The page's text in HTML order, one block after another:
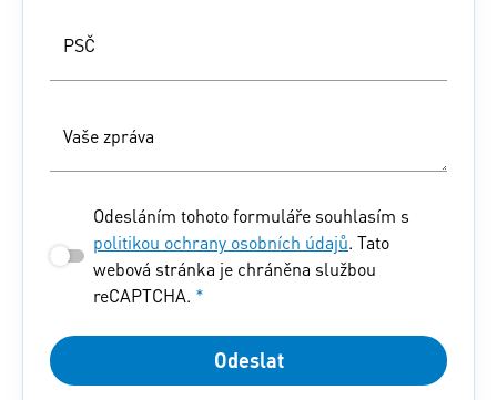
PSČ
Vaše zpráva
Odesláním tohoto formuláře souhlasím s
politikou ochrany osobních údajů. Tato
webová stránka je chráněna službou
reCAPTCHA. *
Odeslat